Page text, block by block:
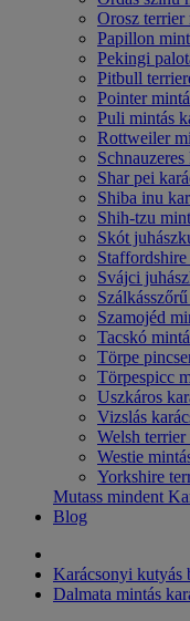
Orosz terrier
Papillon
Pekingi
Pitbull
Pointer
Puli mintás
Rottweiler
Shar pei
Shiba inu
Shih-tzu
Skót
Svájci
Szamojéd
Tacskó
Törpe
Törpespicc
Uszkáros
Vizslás
Welsh
Westie
Yorkshire
Mutass mindent
Blog
Karácsonyi kutyás
Dalmata mintás